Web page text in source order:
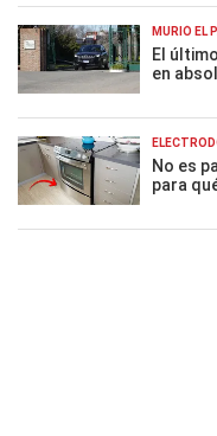
MURIÓ EL
El
en
No es
para